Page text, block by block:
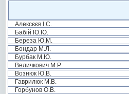
Алексєєв І.С.
Бабій Ю.Ю.
Береза Ю.М.
Бондар М.Л.
Бурбак М.Ю.
Величкович М.Р.
Вознюк Ю.В.
Гаврилюк М.В.
Горбунов О.В.